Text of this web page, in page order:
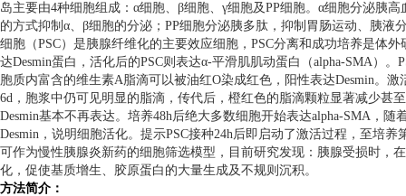
岛主要由4种细胞组成：α细胞、β细胞、γ细胞及PP细胞。α细胞分泌胰高
的方式抑制α、β细胞的分泌； PP细胞分泌胰多肽，抑制胃肠运动、胰液
细胞（PSC）是胰腺纤维化的主要效应细胞， PSC分离和成功培养是体外
达Desmin蛋白，活化后的PSC则表达α-平滑肌肌动蛋白（alpha-SMA）。
胞质内富含的维生素A脂滴可以被油红O染成红色，阳性表达Desmin。激
6d ，胞浆中仍可见明显的脂滴，传代后，橙红色的脂滴颗粒显著减少甚
Desmin基本不再表达。培养48h后绝大多数细胞开始表达alpha-SMA ，随
Desmin ，说明细胞活化。提示PSC接种24h后即启动了激活过程，至培养
可作为慢性胰腺炎新药的细胞筛选模型，目前研究发现：胰腺受损时，
化，促使基质增生、胶原蛋白的大量生成及不规则沉积。
方法简介：